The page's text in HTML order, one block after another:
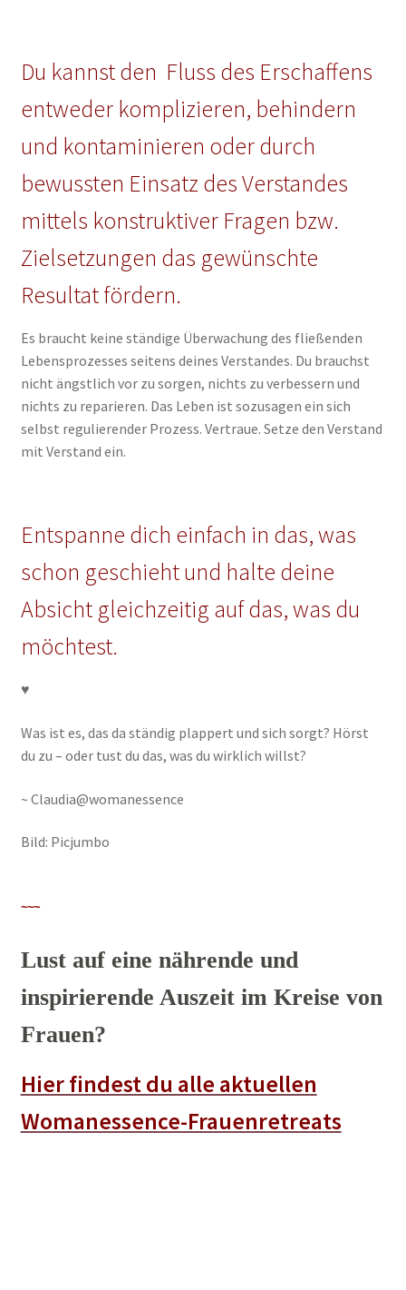
Du kannst den Fluss des Erschaffens
entweder komplizieren, behindern
und kontaminieren oder durch
bewussten Einsatz des Verstandes
mittels konstruktiver Fragen bzw.
Zielsetzungen das gewünschte
Resultat fördern.
Es braucht keine ständige Überwachung des fließenden
Lebensprozesses seitens deines Verstandes. Du brauchst
nicht ängstlich vor zu sorgen, nichts zu verbessern und
nichts zu reparieren. Das Leben ist sozusagen ein sich
selbst regulierender Prozess. Vertraue. Setze den Verstand
mit Verstand ein.
Entspanne dich einfach in das, was
schon geschieht und halte deine
Absicht gleichzeitig auf das, was du
möchtest.
♥
Was ist es, das da ständig plappert und sich sorgt? Hörst
du zu – oder tust du das, was du wirklich willst?
~ Claudia@womanessence
Bild: Picjumbo
~~~
Lust auf eine nährende und
inspirierende Auszeit im Kreise von
Frauen?
Hier findest du alle aktuellen
Womanessence-Frauenretreats